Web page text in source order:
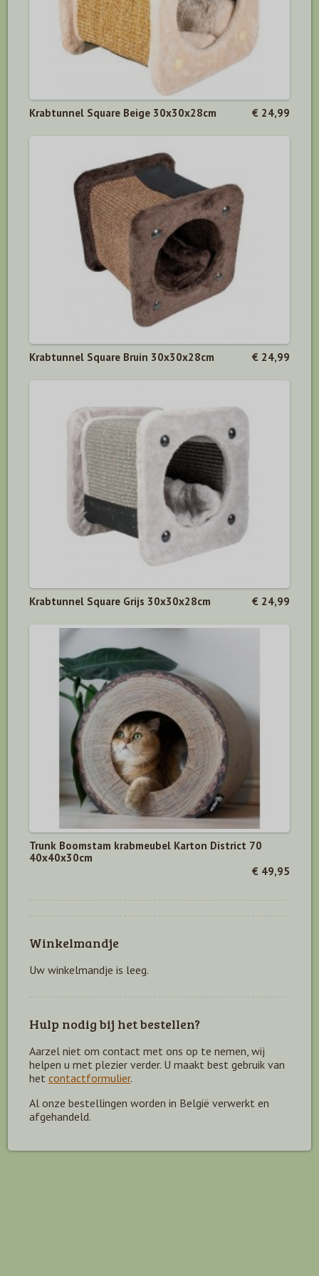
Krabtunnel Square Beige 30x30x28cm € 24,99
Krabtunnel Square Bruin 30x30x28cm € 24,99
Krabtunnel Square Grijs 30x30x28cm € 24,99
Trunk Boomstam krabmeubel Karton District 70
40x40x30cm
€ 49,95
Winkelmandje
Uw winkelmandje is leeg.
Hulp nodig bij het bestellen?
Aarzel niet om contact met ons op te nemen, wij
helpen u met plezier verder. U maakt best gebruik van
het contactformulier.
Al onze bestellingen worden in België verwerkt en
afgehandeld.